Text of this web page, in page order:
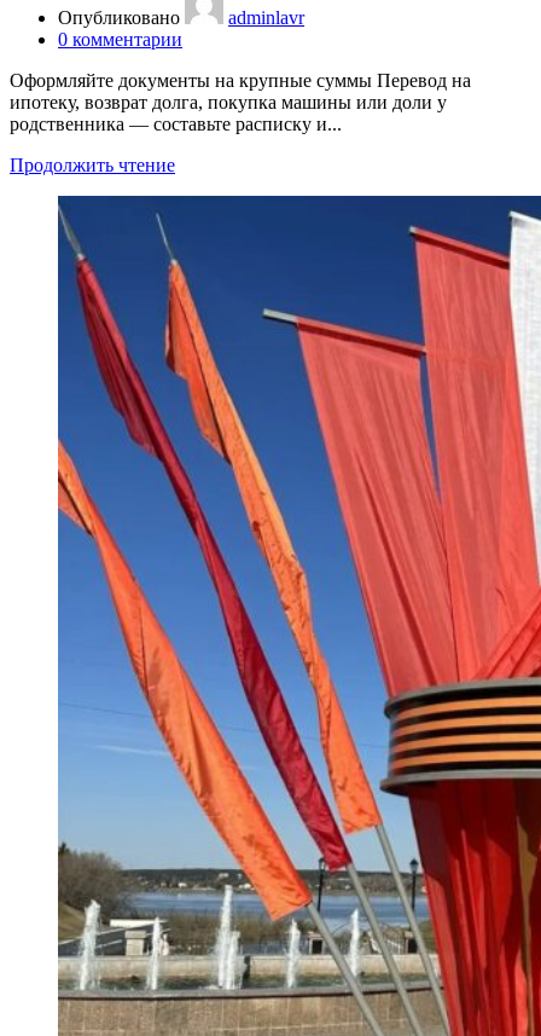
Опубликовано
adminlavr
0 комментарии
Оформляйте документы на крупные суммы Перевод на
ипотеку, возврат долга, покупка машины или доли у
родственника — составьте расписку и...
Продолжить чтение